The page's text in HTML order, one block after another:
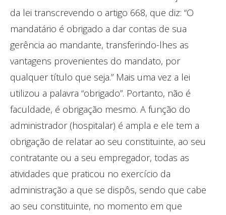
da lei transcrevendo o artigo 668, que diz: “O
mandatário é obrigado a dar contas de sua
gerência ao mandante, transferindo-lhes as
vantagens provenientes do mandato, por
qualquer título que seja.” Mais uma vez a lei
utilizou a palavra “obrigado”. Portanto, não é
faculdade, é obrigação mesmo. A função do
administrador (hospitalar) é ampla e ele tem a
obrigação de relatar ao seu constituinte, ao seu
contratante ou a seu empregador, todas as
atividades que praticou no exercício da
administração a que se dispôs, sendo que cabe
ao seu constituinte, no momento em que